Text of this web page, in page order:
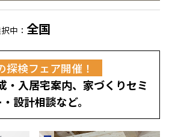
用
中： 全国
探検フェア開催！
・入居宅案内、家づくりセミ
設計相談など。